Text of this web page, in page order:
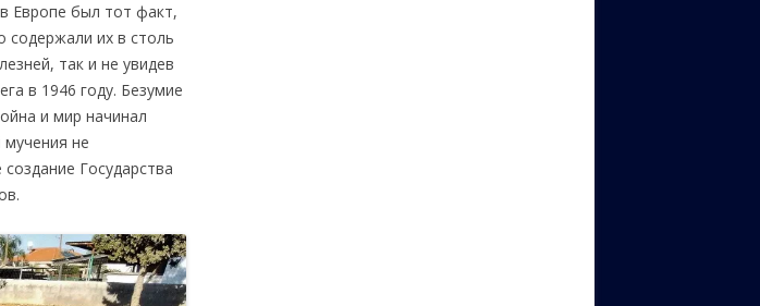
Европе был тот факт,
содержали их в столь
так и не увидев
в 1946 году. Безумие
и мир начинал
не
Государства